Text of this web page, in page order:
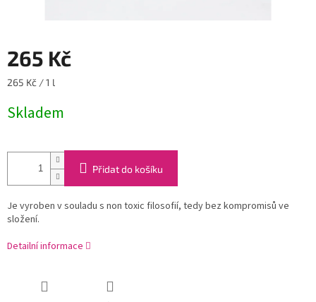
265 Kč
Měrná
265 Kč / 1 l
Skladem
Přidat do košíku
Je vyroben v souladu s non toxic filosofií, tedy bez kompromisů ve
složení.
Detailní informace